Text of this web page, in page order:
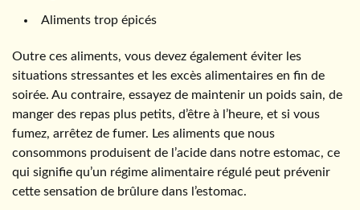
Aliments trop épicés
Outre ces aliments, vous devez également éviter les
situations stressantes et les excès alimentaires en fin de
soirée. Au contraire, essayez de maintenir un poids sain, de
manger des repas plus petits, d’être à l’heure, et si vous
fumez, arrêtez de fumer. Les aliments que nous
consommons produisent de l’acide dans notre estomac, ce
qui signifie qu’un régime alimentaire régulé peut prévenir
cette sensation de brûlure dans l’estomac.